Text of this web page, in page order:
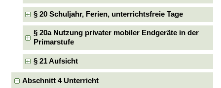
§ 20 Schuljahr, Ferien, unterrichtsfreie Tage
§ 20a Nutzung privater mobiler Endgeräte in der
Primarstufe
§ 21 Aufsicht
Abschnitt 4 Unterricht